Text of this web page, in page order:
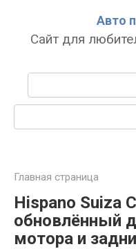
Авто
Сайт для
Главная страница
Hispano Suiza
обновлённый
мотора и